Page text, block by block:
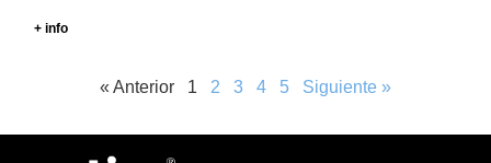
+ info
« Anterior 1 2 3 4 5 Siguiente »